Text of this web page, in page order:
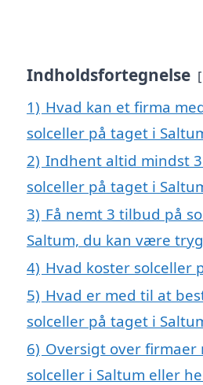
Indholdsfortegnelse
1) Hvad kan et firma
solceller på taget i
2) Indhent altid mindst
solceller på taget i
3) Få nemt 3 tilbud på
Saltum, du kan være
4) Hvad koster solceller
5) Hvad er med til at
solceller på taget i
6) Oversigt over firmaer
solceller i Saltum eller